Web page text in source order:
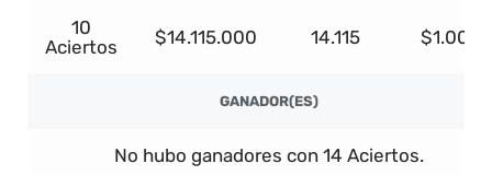
10
Aciertos
$14.115.000 14.115 $1.000
GANADOR(ES)
No hubo ganadores con 14 Aciertos.